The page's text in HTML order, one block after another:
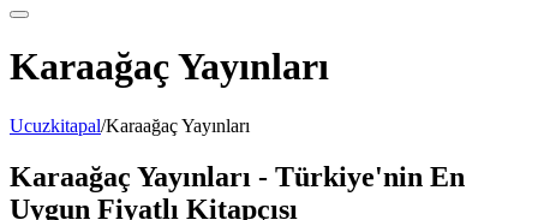
Karaağaç Yayınları
Ucuzkitapal/Karaağaç Yayınları
Karaağaç Yayınları - Türkiye'nin En
Uygun Fiyatlı Kitapçısı